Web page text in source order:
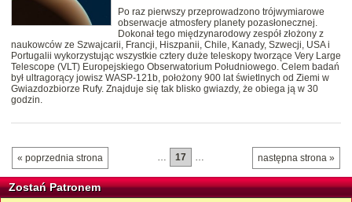
Po raz pierwszy przeprowadzono trójwymiarowe
obserwacje atmosfery planety pozasłonecznej.
Dokonał tego międzynarodowy zespół złożony z
naukowców ze Szwajcarii, Francji, Hiszpanii, Chile, Kanady, Szwecji, USA i
Portugalii wykorzystując wszystkie cztery duże teleskopy tworzące Very Large
Telescope (VLT) Europejskiego Obserwatorium Południowego. Celem badań
był ultragorący jowisz WASP-121b, położony 900 lat świetlnych od Ziemi w
Gwiazdozbiorze Rufy. Znajduje się tak blisko gwiazdy, że obiega ją w 30
godzin.
« poprzednia strona następna strona »
… 17 …
Zostań Patronem